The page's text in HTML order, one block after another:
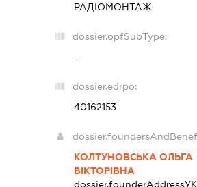
РАДІОМОНТАЖ
dossier.opfSubType:
-
dossier.edrpo:
40162153
КОЛТУНОВСЬКА ОЛЬГА
ВІКТОРІВНА
dossier.founderAddress